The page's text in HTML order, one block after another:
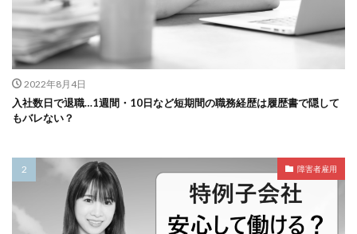
2022年8月4日
入社数日で退職…1週間・10日など短期間の職務経歴は履歴書で隠して
もバレない？
障害者雇用